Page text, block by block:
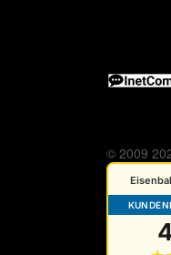
© 2009